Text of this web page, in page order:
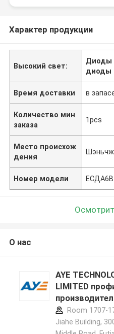
Характер продукции
Высокий свет:
Диоды
диоды
Время доставки в
Количество мин
заказа
1pcs
Место происхож
дения
Номер модели
О нас
AYE
LIMITED
Room 1707-
Jiahe Building,